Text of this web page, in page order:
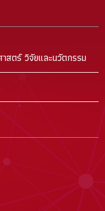
สตร์ วิจัยและนวัตกรรม